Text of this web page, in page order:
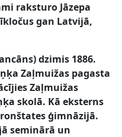
raksturo Jāzepa
gan Latvijā,
dzimis 1886.
Zaļmuižas pagasta
Zaļmuižas
skolā. Kā eksterns
ģimnāzijā.
seminārā un